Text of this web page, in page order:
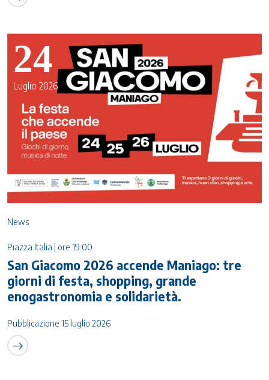
24
Luglio 2026
News
Piazza Italia | ore 19:00
San Giacomo 2026 accende Maniago: tre
giorni di festa, shopping, grande
enogastronomia e solidarietà.
Pubblicazione 15 luglio 2026